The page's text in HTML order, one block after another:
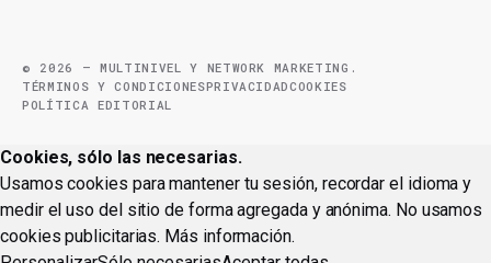
© 2026 — MULTINIVEL Y NETWORK MARKETING.
TÉRMINOS Y CONDICIONESPRIVACIDADCOOKIES
POLÍTICA EDITORIAL
Cookies, sólo las necesarias.
Usamos cookies para mantener tu sesión, recordar el idioma y
medir el uso del sitio de forma agregada y anónima. No usamos
cookies publicitarias. Más información.